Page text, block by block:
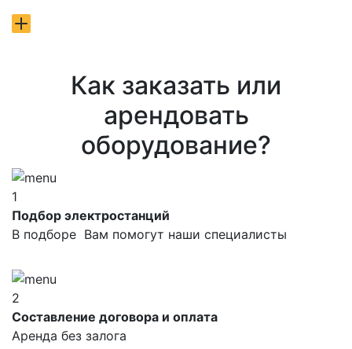
Как заказать или
арендовать
оборудование?
1
Подбор электростанций
В подборе Вам помогут наши специалисты
2
Составление договора и оплата
Аренда без залога